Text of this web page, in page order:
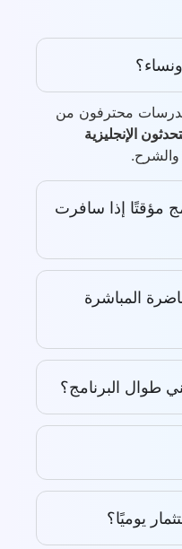
محترفون من
الإنجليزية
والشرح.
مؤقتًا إذا سافرت
المباشرة
طوال البرنامج؟
يوميًا؟